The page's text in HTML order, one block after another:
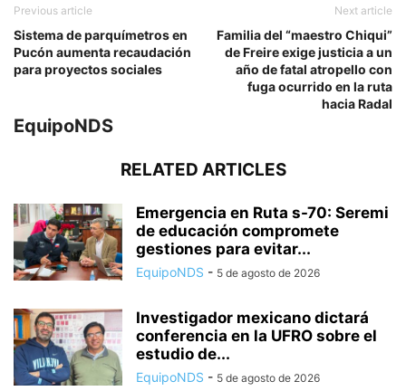
Previous article
Sistema de parquímetros en
Pucón aumenta recaudación
para proyectos sociales
Next article
Familia del “maestro Chiqui”
de Freire exige justicia a un
año de fatal atropello con
fuga ocurrido en la ruta
hacia Radal
EquipoNDS
RELATED ARTICLES
Emergencia en Ruta s-70: Seremi
de educación compromete
gestiones para evitar...
EquipoNDS - 5 de agosto de 2026
Investigador mexicano dictará
conferencia en la UFRO sobre el
estudio de...
EquipoNDS - 5 de agosto de 2026